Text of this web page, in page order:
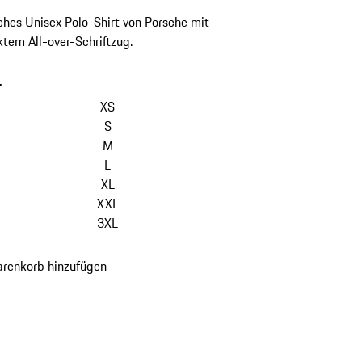
Unisex Polo-Shirt von Porsche mit
All-over-Schriftzug.
XS
S
M
L
XL
XXL
3XL
hinzufügen